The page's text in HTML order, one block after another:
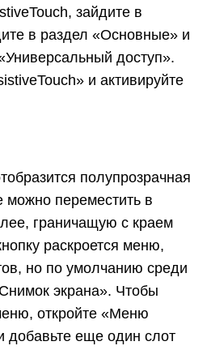
зайдите в
в раздел «Основные» и
доступ».
и активируйте
полупрозрачная
можно переместить в
граничащую с краем
раскроется меню,
но по умолчанию среди
экрана». Чтобы
откройте «Меню
добавьте еще один слот